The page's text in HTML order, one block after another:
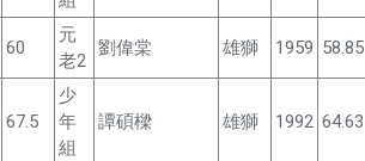
60
元
老2
劉偉棠 雄獅 1959 58.85
67.5
少
年
組
譚碩樑 雄獅 1992 64.63